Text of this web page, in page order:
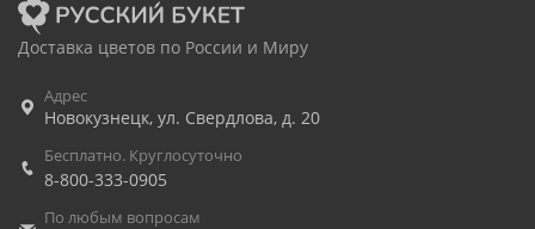
Доставка цветов по России и Миру
Адрес
Новокузнецк, ул. Свердлова, д. 20
Бесплатно. Круглосуточно
8-800-333-0905
По любым вопросам